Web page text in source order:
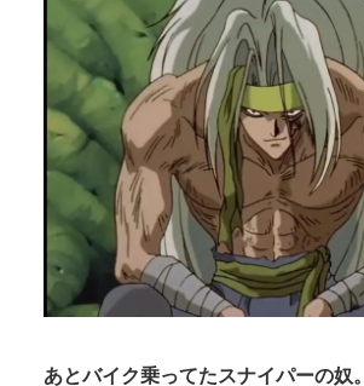
あとバイク乗ってたスナイパーの奴。